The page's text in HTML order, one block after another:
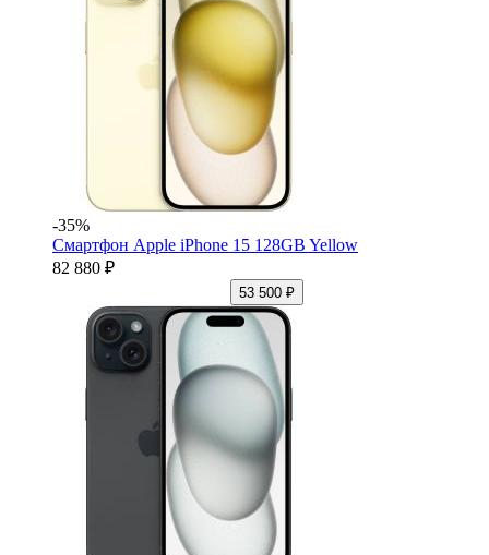
-35%
Смартфон Apple iPhone 15 128GB Yellow
82 880 ₽
53 500 ₽